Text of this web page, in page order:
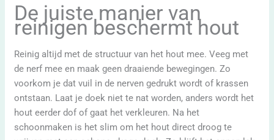
De juiste manier van
reinigen beschermt hout
Reinig altijd met de structuur van het hout mee. Veeg met
de nerf mee en maak geen draaiende bewegingen. Zo
voorkom je dat vuil in de nerven gedrukt wordt of krassen
ontstaan. Laat je doek niet te nat worden, anders wordt het
hout eerder dof of gaat het verkleuren. Na het
schoonmaken is het slim om het hout direct droog te